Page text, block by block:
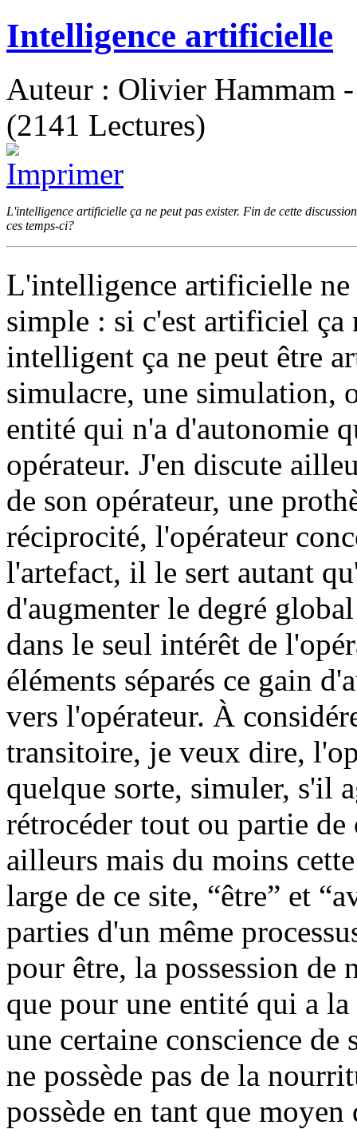
Intelligence artificielle
Auteur : Olivier Hammam
(2141 Lectures)
L'intelligence artificielle ça ne peut pas exister. Fin de cette
ces temps-ci?
L'intelligence artificielle ne
simple : si c'est artificiel ça
intelligent ça ne peut être
simulacre, une simulation,
entité qui n'a d'autonomie
opérateur. J'en discute
de son opérateur, une
réciprocité, l'opérateur
l'artefact, il le sert autant
d'augmenter le degré
dans le seul intérêt de
éléments séparés ce gain
vers l'opérateur. À
transitoire, je veux dire,
quelque sorte, simuler, s'il
rétrocéder tout ou partie de
ailleurs mais du moins
large de ce site, “être” et
parties d'un même
pour être, la possession de
que pour une entité qui a
une certaine conscience
ne possède pas de la
possède en tant que moyen